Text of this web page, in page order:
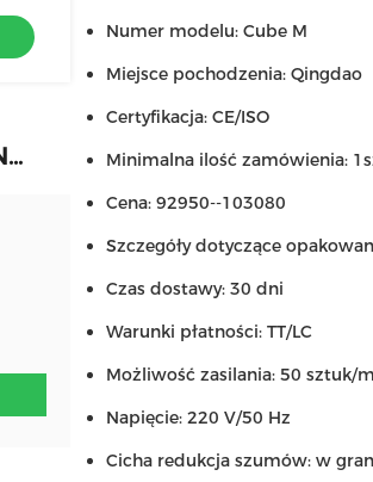
/
SKONTAKTUJ SIĘ Z NAMI
Numer modelu: Cube M
Miejsce pochodzenia: Qingdao
Certyfikacja: CE/ISO
Minimalna ilość zamówienia:
Cena: 92950--103080
Szczegóły dotyczące
Czas dostawy: 30 dni
Warunki płatności: TT/LC
Możliwość zasilania: 50 sztuk/
Napięcie: 220 V/50 Hz
Cicha redukcja szumów: w